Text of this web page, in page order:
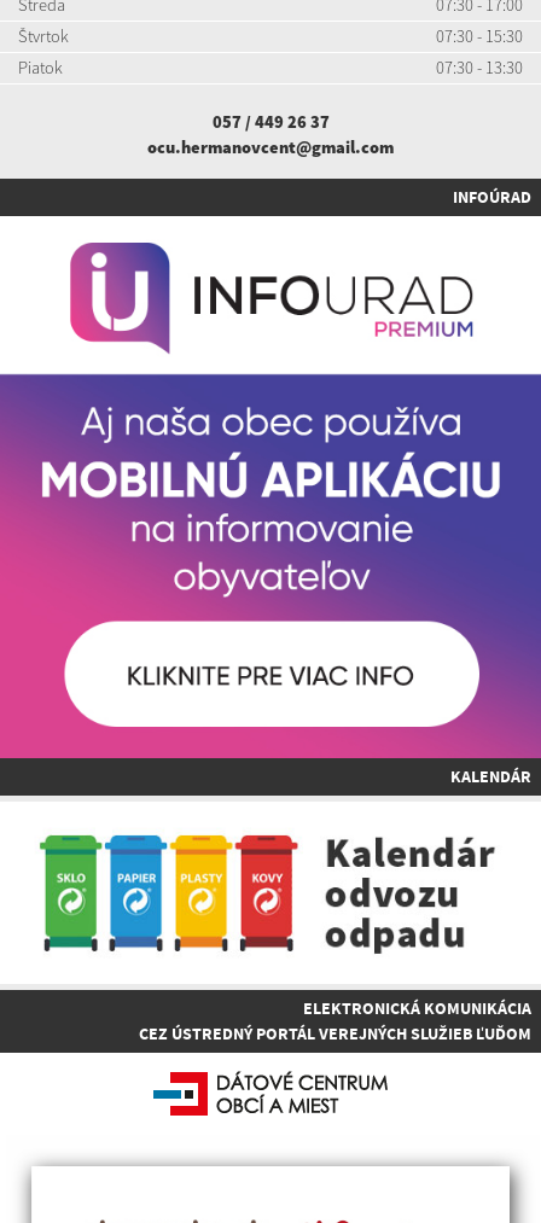
Streda
07:30 - 17:00
Štvrtok
07:30 - 15:30
Piatok
07:30 - 13:30
057 / 449 26 37
ocu.hermanovcent@gmail.com
INFOÚRAD
KALENDÁR
ELEKTRONICKÁ KOMUNIKÁCIA
CEZ ÚSTREDNÝ PORTÁL VEREJNÝCH SLUŽIEB ĽUĎOM